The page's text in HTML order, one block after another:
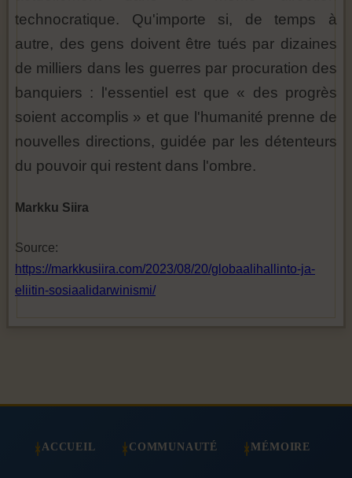
technocratique. Qu'importe si, de temps à
autre, des gens doivent être tués par dizaines
de milliers dans les guerres par procuration des
banquiers : l'essentiel est que « des progrès
soient accomplis » et que l'humanité prenne de
nouvelles directions, guidée par les détenteurs
du pouvoir qui restent dans l'ombre.
Markku Siira
Source:
https://markkusiira.com/2023/08/20/globaalihallinto-ja-
eliitin-sosiaalidarwinismi/
ACCUEIL COMMUNAUTÉ MÉMOIRE